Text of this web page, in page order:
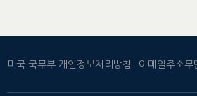
미국 국무부 개인정보처리방침 이메일주소무